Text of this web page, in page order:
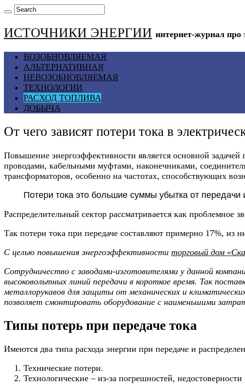
ИСТОЧНИКИ ЭНЕРГИИ интернет-журнал про
ВОЗОБНОВЛЯЕМАЯ
АЛЬТЕРНАТИВНАЯ
НЕВОЗОБНОВЛЯЕМАЯ
ТЕХНОЛОГИИ
РАСХОД ТОПЛИВА
ДОБЫЧА
От чего зависят потери тока в
Повышение энергоэффективности является основной
проводами, кабельными муфтами, наконечниками,
трансформаторов, особенно на частотах, способствующих
Потери тока это большие суммы убытка от
Распределительный сектор рассматривается как проблемное
Так потери тока при передаче составляют примерно 17%,
С целью повышения энергоэффективности торговый дом
Сотрудничество с заводами-изготовителями у данной
высоковольтных линий передачи в короткое время. Так
металлорукавов для защиты от механических и
позволяет смонтировать оборудование с наименьшими
Типы потерь при передаче тока
Имеются два типа расхода энергии при передаче и
Технические потери.
Технологические – из-за погрешностей,